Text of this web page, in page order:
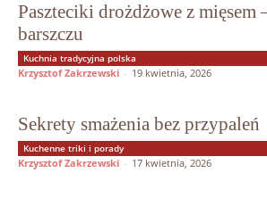
Paszteciki drożdżowe z mięsem
barszczu
Kuchnia tradycyjna polska
Krzysztof Zakrzewski - 19 kwietnia, 2026
Sekrety smażenia bez przypaleń
Kuchenne triki i porady
Krzysztof Zakrzewski - 17 kwietnia, 2026